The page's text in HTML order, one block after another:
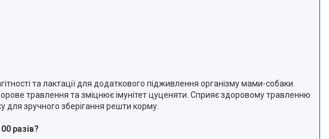
та лактації для додаткового підживлення організму мами-собаки.
травлення та зміцнює імунітет цуценяти. Сприяє здоровому травленню
для зручного зберігання решти корму.
разів?